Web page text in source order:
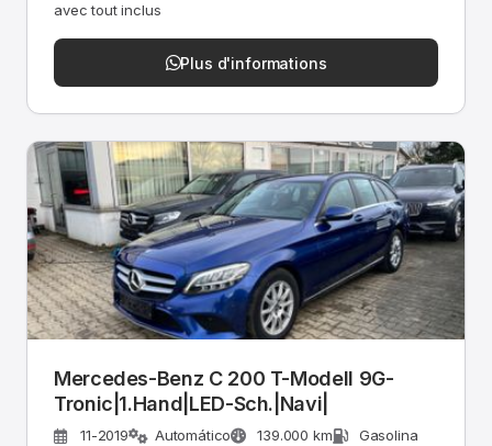
avec tout inclus
Plus d'informations
Mercedes-Benz C 200 T-Modell 9G-
Tronic|1.Hand|LED-Sch.|Navi|
11-2019 Automático 139.000 km
Gasolina